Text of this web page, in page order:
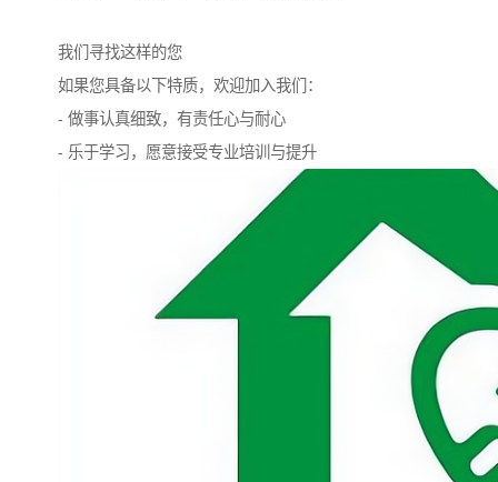
我们寻找这样的您
如果您具备以下特质，欢迎加入我们：
- 做事认真细致，有责任心与耐心
- 乐于学习，愿意接受专业培训与提升